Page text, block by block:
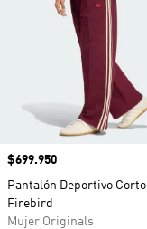
Precio
$699.950
Pantalón Deportivo Corto
Firebird
Mujer Originals